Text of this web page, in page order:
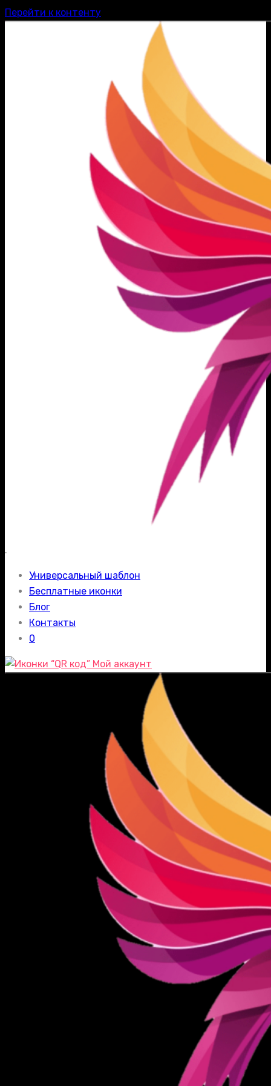
Перейти к контенту
.
Универсальный шаблон
Бесплатные иконки
Блог
Контакты
0
Мой аккаунт